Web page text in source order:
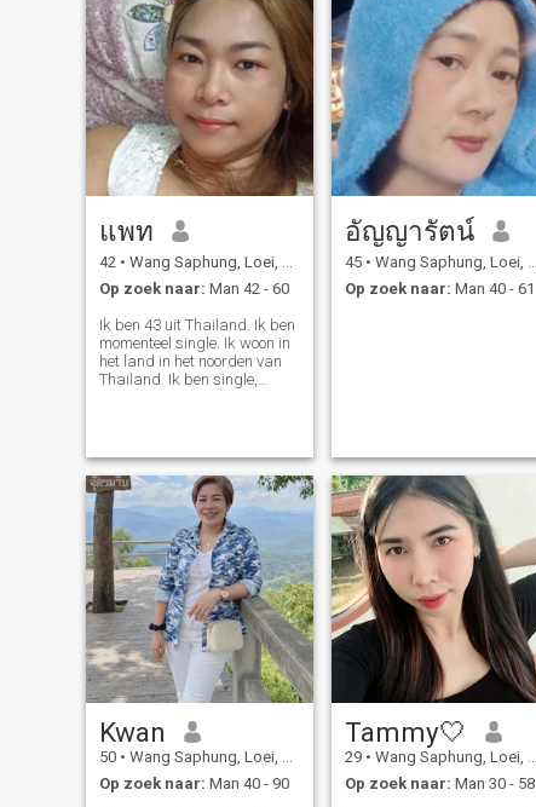
แพท
42 • Wang Saphung, Loei, Thailand
Op zoek naar: Man 42 - 60
Ik ben 43 uit Thailand. Ik ben
momenteel single. Ik woon in
het land in het noorden van
Thailand. Ik ben single,
อัญญารัตน์
45 • Wang Saphung, Loei, Thailand
Op zoek naar: Man 40 - 61
Kwan
50 • Wang Saphung, Loei, Thailand
Op zoek naar: Man 40 - 90
Tammy🤍
29 • Wang Saphung, Loei, Thailand
Op zoek naar: Man 30 - 58